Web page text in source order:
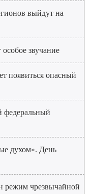
выйдут на
звучание
появиться опасный
федеральный
духом». День
режим чрезвычайной